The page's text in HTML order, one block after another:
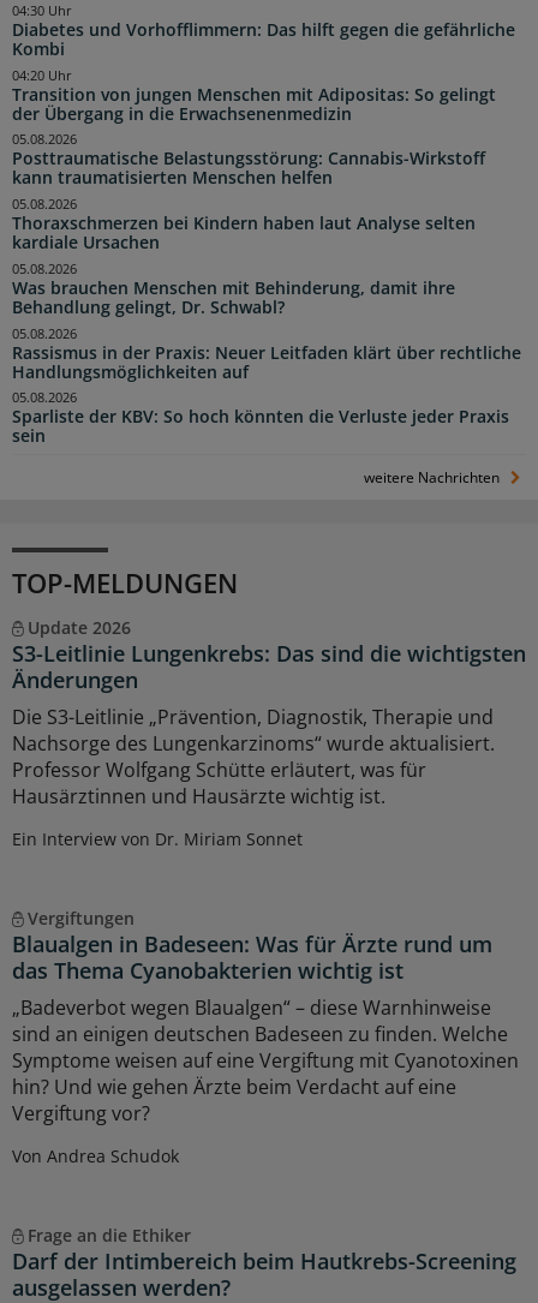
Diabetes und Vorhofflimmern: Das hilft gegen die gefährliche
Kombi
04:30 Uhr
Transition von jungen Menschen mit Adipositas: So gelingt
der Übergang in die Erwachsenenmedizin
04:20 Uhr
Posttraumatische Belastungsstörung: Cannabis-Wirkstoff
kann traumatisierten Menschen helfen
05.08.2026
Thoraxschmerzen bei Kindern haben laut Analyse selten
kardiale Ursachen
05.08.2026
Was brauchen Menschen mit Behinderung, damit ihre
Behandlung gelingt, Dr. Schwabl?
05.08.2026
Rassismus in der Praxis: Neuer Leitfaden klärt über rechtliche
Handlungsmöglichkeiten auf
05.08.2026
Sparliste der KBV: So hoch könnten die Verluste jeder Praxis
sein
05.08.2026
weitere Nachrichten
TOP-MELDUNGEN
Update 2026
S3-Leitlinie Lungenkrebs: Das sind die wichtigsten
Änderungen
Die S3-Leitlinie „Prävention, Diagnostik, Therapie und
Nachsorge des Lungenkarzinoms“ wurde aktualisiert.
Professor Wolfgang Schütte erläutert, was für
Hausärztinnen und Hausärzte wichtig ist.
Ein Interview von Dr. Miriam Sonnet
Vergiftungen
Blaualgen in Badeseen: Was für Ärzte rund um
das Thema Cyanobakterien wichtig ist
„Badeverbot wegen Blaualgen“ – diese Warnhinweise
sind an einigen deutschen Badeseen zu finden. Welche
Symptome weisen auf eine Vergiftung mit Cyanotoxinen
hin? Und wie gehen Ärzte beim Verdacht auf eine
Vergiftung vor?
Von Andrea Schudok
Frage an die Ethiker
Darf der Intimbereich beim Hautkrebs-Screening
ausgelassen werden?